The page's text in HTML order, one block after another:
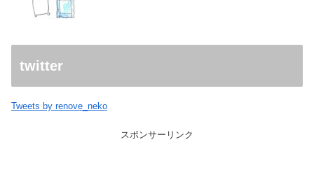
twitter
Tweets by renove_neko
スポンサーリンク